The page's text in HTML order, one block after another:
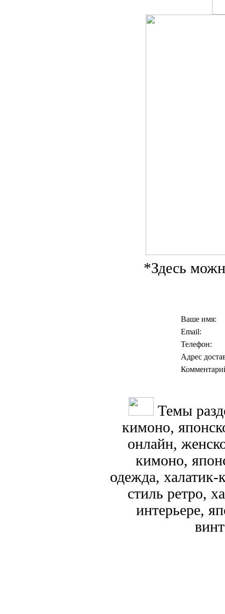
*Здесь
Ваше имя:
Email:
Телефон:
Адрес
Темы
кимоно,
онлайн,
кимоно,
одежда,
стиль ретро,
интерьере,